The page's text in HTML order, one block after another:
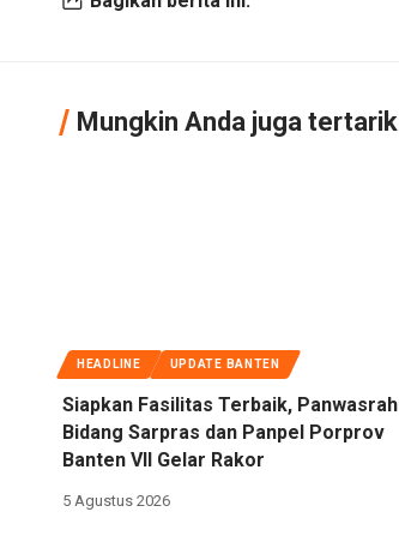
Mungkin Anda juga tertarik
HEADLINE UPDATE BANTEN
Siapkan Fasilitas Terbaik, Panwasrah
Bidang Sarpras dan Panpel Porprov
Banten VII Gelar Rakor
5 Agustus 2026